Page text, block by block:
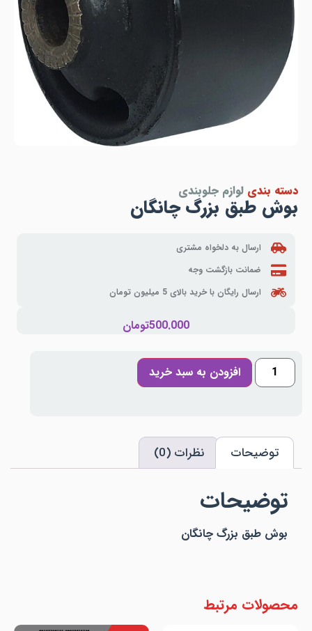
دسته بندی لوازم جلوبندی
بوش طبق بزرگ چانگان
ارسال به دلخواه مشتری
ضمانت بازگشت وجه
ارسال رایگان با خرید بالای 5 میلیون تومان
500.000تومان
افزودن به سبد خرید
توضیحات نظرات (0)
توضیحات
بوش طبق بزرگ چانگان
محصولات مرتبط